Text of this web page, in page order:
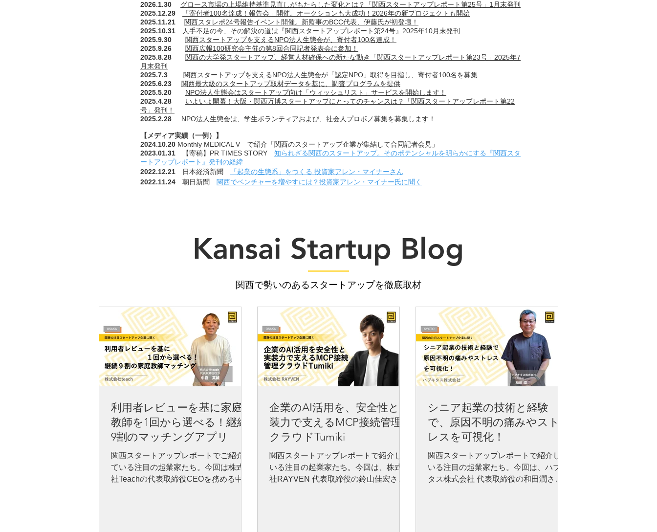
2026.1.30 グロース市場の上場維持基準見直しがもたらした変化とは？「関西スタートアップレポート第25号」1月末発刊
2025.12.29
「寄付者100名達成！報告会」開催。オークションも大成功！2026年の新プロジェクトも開始
2025.11.21 関西スタレポ24号報告イベント開催。新監事のBCC代表、伊藤氏が初登壇！
2025.10.31
人手不足の今、その解決の道は『関西スタートアップレポート第24号』2025年10月末発刊
2025.9.30 関西スタートアップを支えるNPO法人生態会が、寄付者100名達成！
2025.9.26 関西広報100研究会主催の第8回合同記者発表会に参加！
2025.8.28 関西の大学発スタートアップ、経営人材確保への新たな動き
「関西スタートアップレポート第23号」2025年7
月末発刊
2025.7.3 関西スタートアップを支えるNPO法人生態会が「認定NPO」取得を目指し、寄付者100名を募集
2025.6.23 関西最大級のスタートアップ取材データを基に、調査プログラムを提供
2025.5.20 NPO法人生態会はスタートアップ向け「ウィッシュリスト」サービスを開始します！
2025.4.28 いよいよ開幕！大阪・関西万博スタートアップにとってのチャンスは？「関西スタートアップレポート第22
号」発刊！
2025.2.28 NPO法人生態会は、学生ボランティアおよび、社会人プロボノ募集を募集します！
【メディア実績（一例）】
2024.10.20 Monthly MEDICAL V で紹介「関西のスタートアップ企業が集結して合同記者会見」
2023.01.31
【寄稿】PR TIMES STORY 知られざる関西のスタートアップ。そのポテンシャルを明らかにする『関西スタ
ートアップレポート』発刊の経緯
2022.12.21 日本経済新聞
「起業の生態系」をつくる 投資家アレン・マイナーさん
2022.11.24 朝日新聞 関西でベンチャーを増やすには？投資家アレン・マイナー氏に聞く
Kansai Startup Blog
​関西で勢いのあるスタートアップを徹底取材
利用者レビューを基に家庭
教師を1回から選べる！継続
9割のマッチングアプリ
関西スタートアップレポートでご紹介し
ている注目の起業家たち。今回は株式会
社Teachの代表取締役CEOを務める中庭
企業のAI活用を、安全性と実
装力で支えるMCP接続管理
クラウドTumiki
関西スタートアップレポートで紹介して
いる注目の起業家たち。今回は、株式会
社RAYVEN 代表取締役の鈴山佳宏さん
シニア起業の技術と経験
で、原因不明の痛みやスト
レスを可視化！
関西スタートアップレポートで紹介して
いる注目の起業家たち。今回は、ハプキ
タス株式会社 代表取締役の和田潤さん